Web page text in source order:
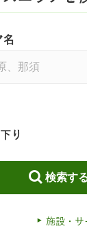
名
下り
検索す
施設・サ